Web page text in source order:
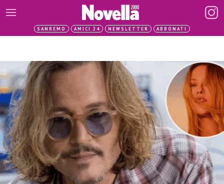
SANREMO AMICI 24 NEWSLETTER ABBONATI